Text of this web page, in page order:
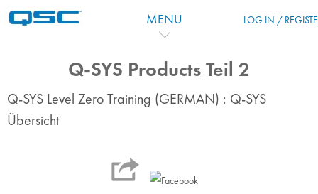
MENU LOG IN /
Q-SYS Products Teil 2
Q-SYS Level Zero Training (GERMAN) : Q-SYS
Übersicht